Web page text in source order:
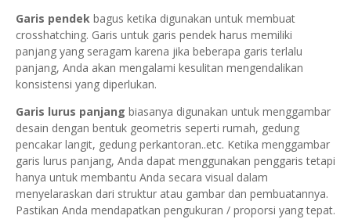
Garis pendek bagus ketika digunakan untuk membuat
crosshatching. Garis untuk garis pendek harus memiliki
panjang yang seragam karena jika beberapa garis terlalu
panjang, Anda akan mengalami kesulitan mengendalikan
konsistensi yang diperlukan.
Garis lurus panjang biasanya digunakan untuk menggambar
desain dengan bentuk geometris seperti rumah, gedung
pencakar langit, gedung perkantoran..etc. Ketika menggambar
garis lurus panjang, Anda dapat menggunakan penggaris tetapi
hanya untuk membantu Anda secara visual dalam
menyelaraskan dari struktur atau gambar dan pembuatannya.
Pastikan Anda mendapatkan pengukuran / proporsi yang tepat.